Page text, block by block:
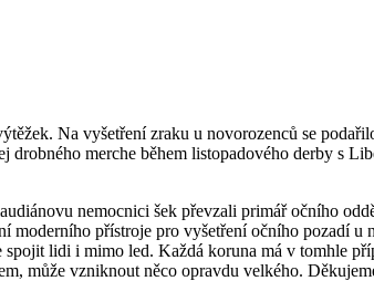
Na vyšetření zraku u novorozenců se
merche během listopadového derby s
nemocnici šek převzali primář očního
moderního přístroje pro vyšetření očního pozadí u
lidi i mimo led. Každá koruna má v tomhle
může vzniknout něco opravdu velkého.